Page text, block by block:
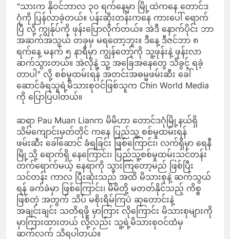
“သားက နိုဝင်ဘာလ ၃၀ ရက်နေ့မှာ မြို့ထဲကနေ တောင်ဒ
ဂုံကို ပြန်လာခဲ့တယ်။ ပန်းဆိုးတန်းကနေ ကားပေါ် ရောက်
ပြီ လို့ ကျွန်ုပ်ကို ဖုန်းပြောလိုက်တယ်။ အဲဒီ နောက်ပိုင်း ဘာ
အဆက်အသွယ် တခုမှ မရတော့ဘူး။ ဒီနေ့ ဒီဇင်ဘာ ၈
ရက်နေ့ မနက် ၅ နာရီမှာ ကျွန်တော့်ကို သူ့ဖုန်းနဲ့ ဖုန်းလာ
ဆက်သွားတယ်။ အဲလိုနဲ့ သူ့ အခြေအနေတွေ သိခွင့် ရခဲ့
တာပါ” လို့ စစ်မှုထမ်းရန် အတင်းအဓမ္မဖမ်းဆီး ခေါ်
ဆောင်ခံရသူရဲ့မိသားစုဝင်ဖြစ်သူက Chin World Media
ကို ပြောပြပါတယ်။
ဆရာ Pau Muan Lianက မိမိဟာ တောင်ဒဂုံမြို့နယ်ရှိ
သိမ်ကျောင်းမှတ်တိုင် ကနေ ပြည်သူ့ စစ်မှုထမ်းရန်
ဖမ်းဆီး ခေါ်ဆောင် ခံရခြင်း ဖြစ်ကြောင်း၊ လက်ရှိမှာ ရေနီ
မြို့သို့ ရောက်ရှိ နေကြောင်း၊ ပြည်သူ့စစ်မှုထမ်းသင်တန်း
တက်ရောက်မယ့် နေရာကို သွားကြတော့မည် ဖြစ်ပြီး
သင်တန်း ကာလ ပြီးဆုံးသည် အထိ မိသားစုနဲ့ ဆက်သွယ်
ရန် ခက်ခဲမှာ ဖြစ်ကြောင်း၊ မိမိတို့ မတတ်နိုင်သည့် ကိစ္စ
ဖြစ်တဲ့ အတွက် သိပ် မစိုးရိမ်ကြပဲ ဆုတောင်းနဲ့
အချင်းချင်း သတိရဖို့ မှာကြား လိုကြောင်း မိသားစုများကို
မှာကြားထားတယ် လို့လည်း သူ့ရဲ့မိသားစုဝင်ထံမှ
ဆက်လက် သိရပါတယ်။